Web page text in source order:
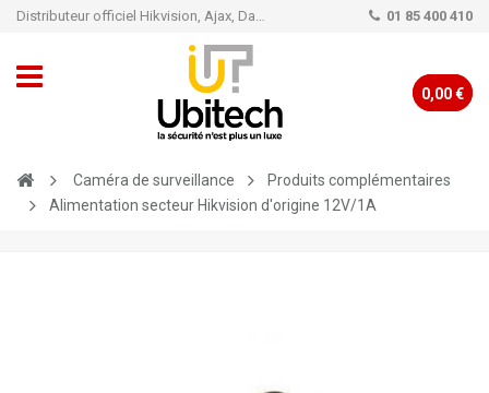
Distributeur officiel Hikvision, Ajax, Dahua, TP-Link - Caméra de vidéo surveillance - Alarme 01 85 400 410
0,00 €
Caméra de surveillance
Produits complémentaires
Alimentation secteur Hikvision d'origine 12V/1A